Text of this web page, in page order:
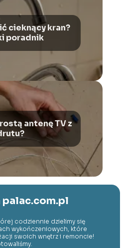
cieknący kran?
poradnik
antenę TV z
palac.com.pl
codziennie dzielimy się
wykończeniowych, które
swoich wnętrz i remoncie!